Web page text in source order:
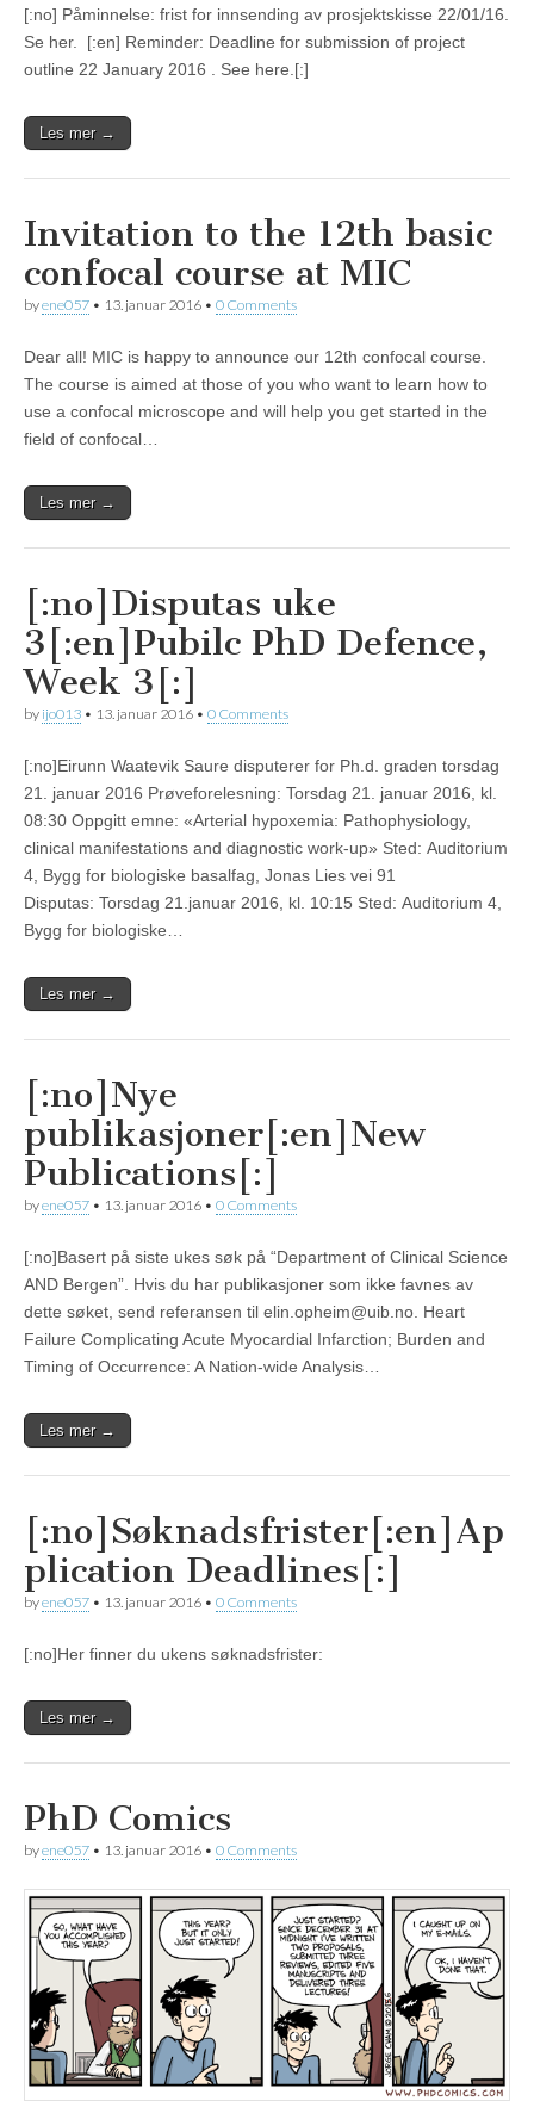
[:no] Påminnelse: frist for innsending av prosjektskisse 22/01/16.
Se her. [:en] Reminder: Deadline for submission of project
outline 22 January 2016 . See here.[:]
Les mer →
Invitation to the 12th basic
confocal course at MIC
byene057 • 13. januar 2016 • 0 Comments
Dear all! MIC is happy to announce our 12th confocal course.
The course is aimed at those of you who want to learn how to
use a confocal microscope and will help you get started in the
field of confocal…
Les mer →
[:no]Disputas uke
3[:en]Pubilc PhD Defence,
Week 3[:]
by ijo013 • 13. januar 2016 • 0 Comments
[:no]Eirunn Waatevik Saure disputerer for Ph.d. graden torsdag
21. januar 2016 Prøveforelesning: Torsdag 21. januar 2016, kl.
08:30 Oppgitt emne: «Arterial hypoxemia: Pathophysiology,
clinical manifestations and diagnostic work-up» Sted: Auditorium
4, Bygg for biologiske basalfag, Jonas Lies vei 91
Disputas: Torsdag 21.januar 2016, kl. 10:15 Sted: Auditorium 4,
Bygg for biologiske…
Les mer →
[:no]Nye
publikasjoner[:en]New
Publications[:]
byene057 • 13. januar 2016 • 0 Comments
[:no]Basert på siste ukes søk på “Department of Clinical Science
AND Bergen”. Hvis du har publikasjoner som ikke favnes av
dette søket, send referansen til elin.opheim@uib.no. Heart
Failure Complicating Acute Myocardial Infarction; Burden and
Timing of Occurrence: A Nation-wide Analysis…
Les mer →
[:no]Søknadsfrister[:en]Ap
plication Deadlines[:]
byene057 • 13. januar 2016 • 0 Comments
[:no]Her finner du ukens søknadsfrister:
Les mer →
PhD Comics
byene057 • 13. januar 2016 • 0 Comments